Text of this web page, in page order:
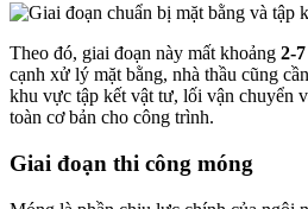
Theo đó, giai đoạn này mất khoảng 2-
cạnh xử lý mặt bằng, nhà thầu cũng
khu vực tập kết vật tư, lối vận chuyển
toàn cơ bản cho công trình.
Giai đoạn thi công móng